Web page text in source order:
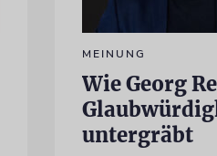
MEINUNG
Wie Georg
untergräbt